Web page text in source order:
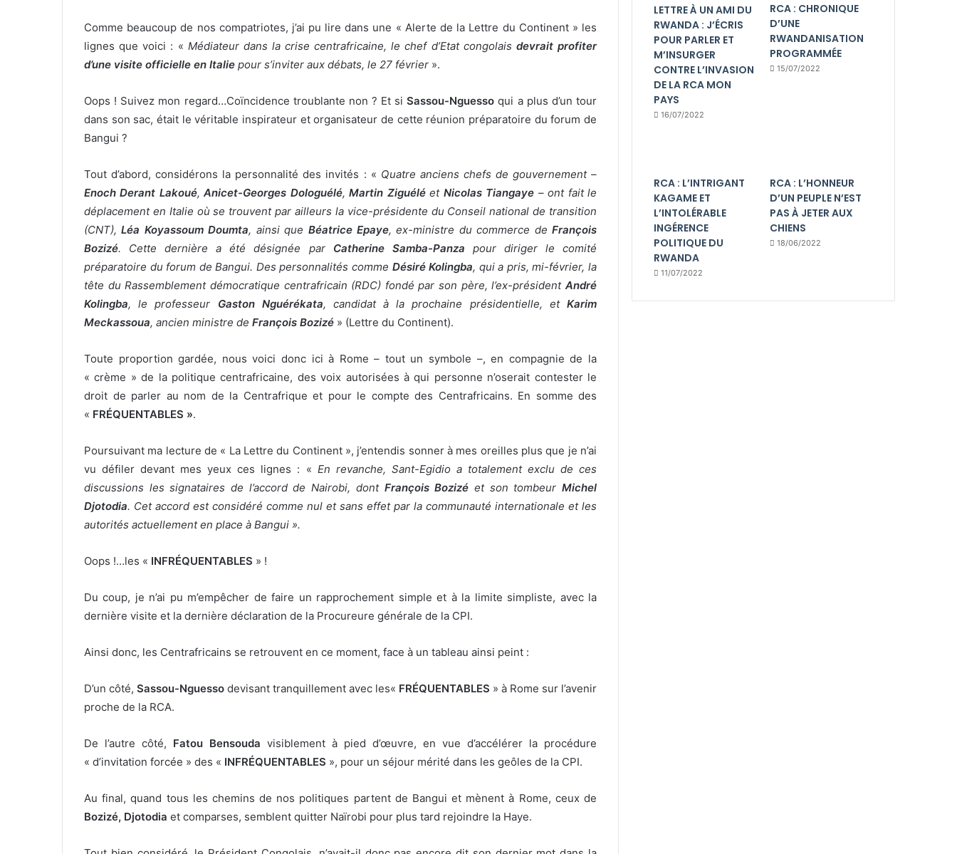
Comme beaucoup de nos compatriotes, j’ai pu lire dans une « Alerte de la Lettre du Continent » les
lignes que voici : « Médiateur dans la crise centrafricaine, le chef d’Etat congolais devrait profiter
d’une visite officielle en Italie pour s’inviter aux débats, le 27 février ».
Oops ! Suivez mon regard…Coïncidence troublante non ? Et siSassou-Nguessoqui a plus d’un tour
dans son sac, était le véritable inspirateur et organisateur de cette réunion préparatoire du forum de
Bangui ?
Tout d’abord, considérons la personnalité des invités : « Quatre anciens chefs de gouvernement –
Enoch Derant Lakoué,Anicet-Georges Dologuélé,Martin Ziguéléet Nicolas Tiangaye – ont fait le
déplacement en Italie où se trouvent par ailleurs la vice-présidente du Conseil national de transition
(CNT),Léa Koyassoum Doumta, ainsi que Béatrice Epaye, ex-ministre du commerce deFrançois
Bozizé. Cette dernière a été désignée par Catherine Samba-Panza pour diriger le comité
préparatoire du forum de Bangui. Des personnalités comme Désiré Kolingba, qui a pris, mi-février, la
tête du Rassemblement démocratique centrafricain (RDC) fondé par son père, l’ex-président André
Kolingba, le professeur Gaston Nguérékata, candidat à la prochaine présidentielle, etKarim
Meckassoua, ancien ministre de François Bozizé » (Lettre du Continent).
Toute proportion gardée, nous voici donc ici à Rome – tout un symbole –, en compagnie de la
« crème » de la politique centrafricaine, des voix autorisées à qui personne n’oserait contester le
droit de parler au nom de la Centrafrique et pour le compte des Centrafricains. En somme des
« FRÉQUENTABLES ».
Poursuivant ma lecture de « La Lettre du Continent », j’entendis sonner à mes oreilles plus que je n’ai
vu défiler devant mes yeux ces lignes : « En revanche, Sant-Egidio a totalement exclu de ces
discussions les signataires de l’accord de Nairobi, dont François Bozizé et son tombeurMichel
Djotodia. Cet accord est considéré comme nul et sans effet par la communauté internationale et les
autorités actuellement en place à Bangui ».
Oops !…les « INFRÉQUENTABLES » !
Du coup, je n’ai pu m’empêcher de faire un rapprochement simple et à la limite simpliste, avec la
dernière visite et la dernière déclaration de la Procureure générale de la CPI.
Ainsi donc, les Centrafricains se retrouvent en ce moment, face à un tableau ainsi peint :
D’un côté, Sassou-Nguesso devisant tranquillement avec les« FRÉQUENTABLES » à Rome sur l’avenir
proche de la RCA.
De l’autre côté, Fatou Bensouda visiblement à pied d’œuvre, en vue d’accélérer la procédure
« d’invitation forcée » des « INFRÉQUENTABLES », pour un séjour mérité dans les geôles de la CPI.
Au final, quand tous les chemins de nos politiques partent de Bangui et mènent à Rome, ceux de
Bozizé, Djotodia et comparses, semblent quitter Naïrobi pour plus tard rejoindre la Haye.
LETTRE À UN AMI DU
RWANDA : J’ÉCRIS
POUR PARLER ET
M’INSURGER
CONTRE L’INVASION
DE LA RCA MON
PAYS
16/07/2022
RCA : CHRONIQUE
D’UNE
RWANDANISATION
PROGRAMMÉE
15/07/2022
RCA : L’INTRIGANT
KAGAME ET
L’INTOLÉRABLE
INGÉRENCE
POLITIQUE DU
RWANDA
11/07/2022
RCA : L’HONNEUR
D’UN PEUPLE N’EST
PAS À JETER AUX
CHIENS
18/06/2022